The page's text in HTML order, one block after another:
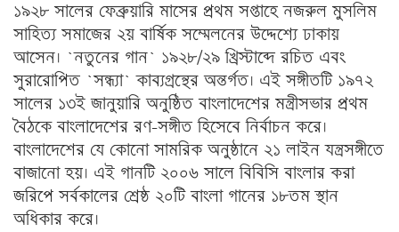
১৯২৮ সালের ফেব্রুয়ারি মাসের প্রথম সপ্তাহে নজরুল মুসলিম
সাহিত্য সমাজের ২য় বার্ষিক সম্মেলনের উদ্দেশ্যে ঢাকায়
আসেন। `নতুনের গান` ১৯২৮/২৯ খ্রিস্টাব্দে রচিত এবং
সুরারোপিত `সন্ধ্যা` কাব্যগ্রন্থের অন্তর্গত। এই সঙ্গীতটি ১৯৭২
সালের ১৩ই জানুয়ারি অনুষ্ঠিত বাংলাদেশের মন্ত্রীসভার প্রথম
বৈঠকে বাংলাদেশের রণ-সঙ্গীত হিসেবে নির্বাচন করে।
বাংলাদেশের যে কোনো সামরিক অনুষ্ঠানে ২১ লাইন যন্ত্রসঙ্গীতে
বাজানো হয়। এই গানটি ২০০৬ সালে বিবিসি বাংলার করা
জরিপে সর্বকালের শ্রেষ্ঠ ২০টি বাংলা গানের ১৮তম স্থান
অধিকার করে।